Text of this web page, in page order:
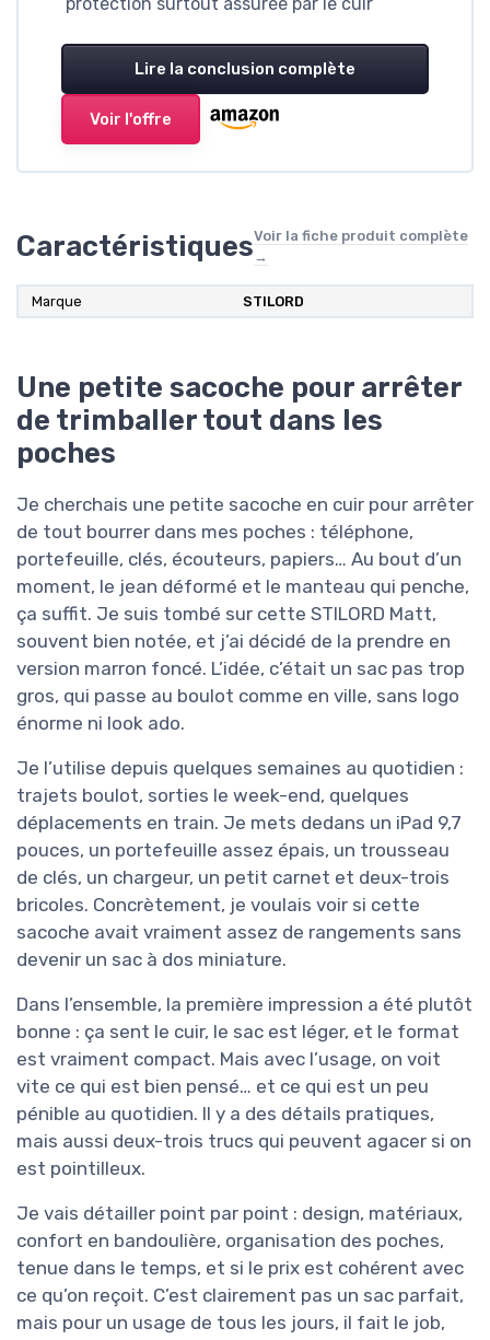
protection surtout assurée par le cuir
Lire la conclusion complète
Voir l'offre
CaractéristiquesVoir la fiche produit complète
→
Marque STILORD
Une petite sacoche pour arrêter
de trimballer tout dans les
poches
Je cherchais une petite sacoche en cuir pour arrêter
de tout bourrer dans mes poches : téléphone,
portefeuille, clés, écouteurs, papiers… Au bout d’un
moment, le jean déformé et le manteau qui penche,
ça suffit. Je suis tombé sur cette STILORD Matt,
souvent bien notée, et j’ai décidé de la prendre en
version marron foncé. L’idée, c’était un sac pas trop
gros, qui passe au boulot comme en ville, sans logo
énorme ni look ado.
Je l’utilise depuis quelques semaines au quotidien :
trajets boulot, sorties le week-end, quelques
déplacements en train. Je mets dedans un iPad 9,7
pouces, un portefeuille assez épais, un trousseau
de clés, un chargeur, un petit carnet et deux-trois
bricoles. Concrètement, je voulais voir si cette
sacoche avait vraiment assez de rangements sans
devenir un sac à dos miniature.
Dans l’ensemble, la première impression a été plutôt
bonne : ça sent le cuir, le sac est léger, et le format
est vraiment compact. Mais avec l’usage, on voit
vite ce qui est bien pensé… et ce qui est un peu
pénible au quotidien. Il y a des détails pratiques,
mais aussi deux-trois trucs qui peuvent agacer si on
est pointilleux.
Je vais détailler point par point : design, matériaux,
confort en bandoulière, organisation des poches,
tenue dans le temps, et si le prix est cohérent avec
ce qu’on reçoit. C’est clairement pas un sac parfait,
mais pour un usage de tous les jours, il fait le job,